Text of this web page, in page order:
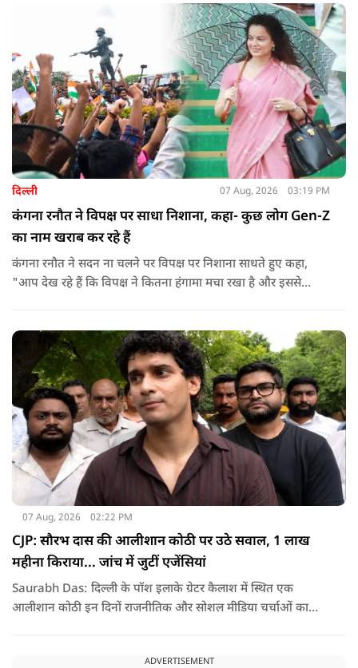
दिल्ली 07 Aug, 2026 03:19 PM
कंगना रनौत ने विपक्ष पर साधा निशाना, कहा- कुछ लोग Gen-Z
का नाम खराब कर रहे हैं
कंगना रनौत ने सदन ना चलने पर विपक्ष पर निशाना साधते हुए कहा,
"आप देख रहे हैं कि विपक्ष ने कितना हंगामा मचा रखा है और इससे
देश के सामने साफ हो रही है. और जब हारते हैं, तो रोना रोते हैं."
07 Aug, 2026 02:22 PM
CJP: सौरभ दास की आलीशान कोठी पर उठे सवाल, 1 लाख
महीना किराया... जांच में जुटीं एजेंसियां
Saurabh Das: दिल्ली के पॉश इलाके ग्रेटर कैलाश में स्थित एक
आलीशान कोठी इन दिनों राजनीतिक और सोशल मीडिया चर्चाओं का
ADVERTISEMENT